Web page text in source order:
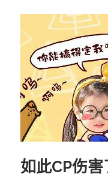
如此CP伤害